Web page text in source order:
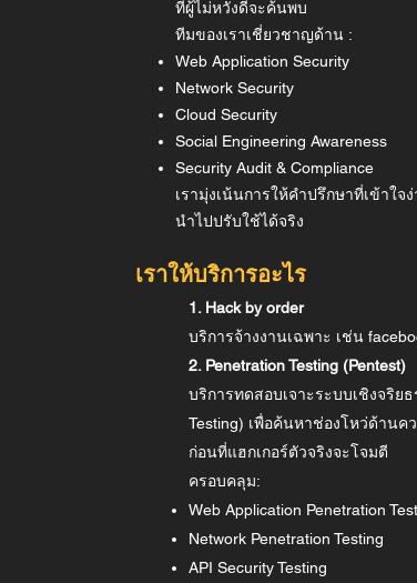
ที่ผู้ไม่หวังดีจะค้นพบ
ทีมของเราเชี่ยวชาญด้าน :
Web Application Security
Network Security
Cloud Security
Social Engineering Awareness
Security Audit & Compliance
เรามุ่งเน้นการให้คำปรึกษาที่เข้าใ
นำไปปรับใช้ได้จริง
เราให้บริการอะไร
1. Hack by order
บริการจ้างงานเฉพาะ เช่น
2. Penetration Testing (Pentest)
บริการทดสอบเจาะระบบเชิงจริย
Testing) เพื่อค้นหาช่องโหว่ด้าน
ก่อนที่แฮกเกอร์ตัวจริงจะโจมตี
ครอบคลุม:
Web Application Penetration
Network Penetration Testing
API Security Testing